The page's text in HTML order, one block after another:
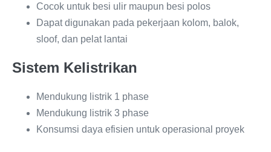
Cocok untuk besi ulir maupun besi polos
Dapat digunakan pada pekerjaan kolom, balok,
sloof, dan pelat lantai
Sistem Kelistrikan
Mendukung listrik 1 phase
Mendukung listrik 3 phase
Konsumsi daya efisien untuk operasional proyek